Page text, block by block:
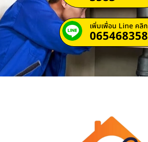
เพิ่มเพื่อน Line คลิก